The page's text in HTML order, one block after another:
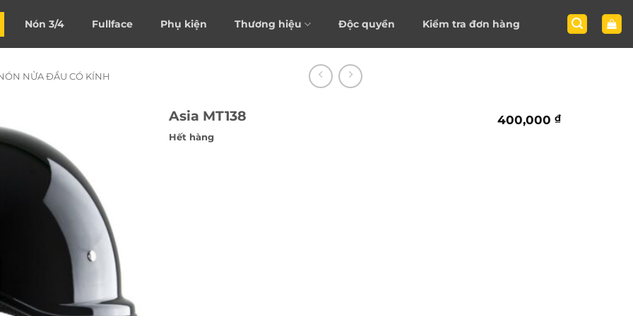
Nón 3/4 Fullface Phụ kiện Thương hiệu Độc quyền Kiểm tra đơn hàng
NỬA ĐẦU CÓ KÍNH
Asia MT138 400,000 ₫
Hết hàng